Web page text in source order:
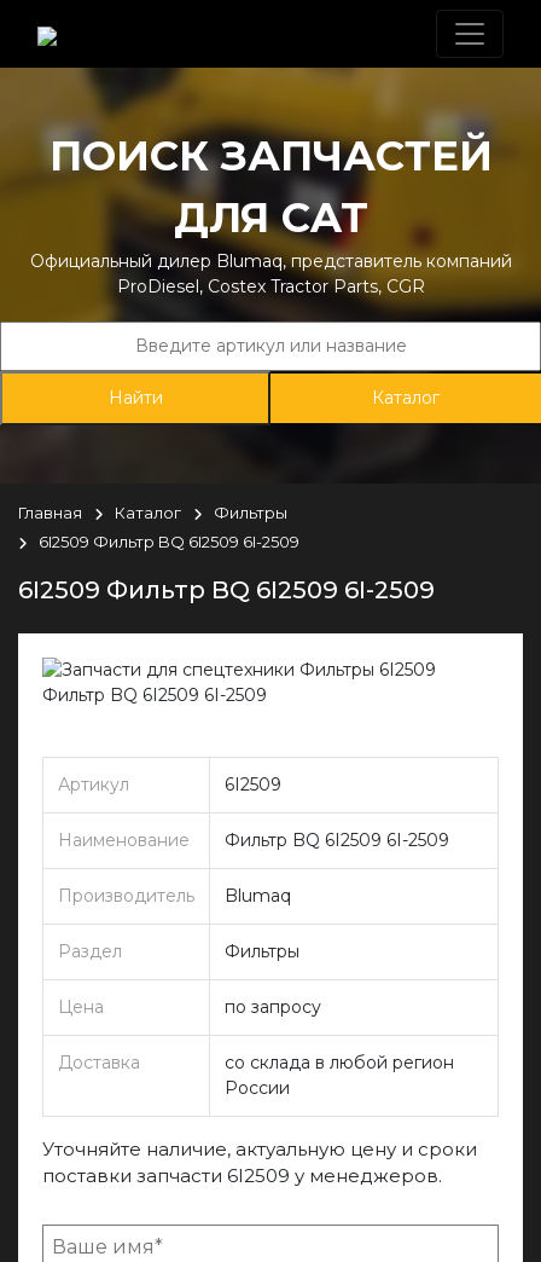
ПОИСК ЗАПЧАСТЕЙ
ДЛЯ CAT
Официальный дилер Blumaq, представитель компаний
ProDiesel, Costex Tractor Parts, CGR
Каталог
Главная Каталог
Фильтры
6I2509 Фильтр BQ 6I2509 6I-2509
6I2509 Фильтр BQ 6I2509 6I-2509
Артикул 6I2509
Наименование Фильтр BQ 6I2509 6I-2509
Производитель Blumaq
Раздел Фильтры
Цена по запросу
Доставка
со склада в любой регион
России
Уточняйте наличие, актуальную цену и сроки
поставки запчасти 6I2509 у менеджеров.